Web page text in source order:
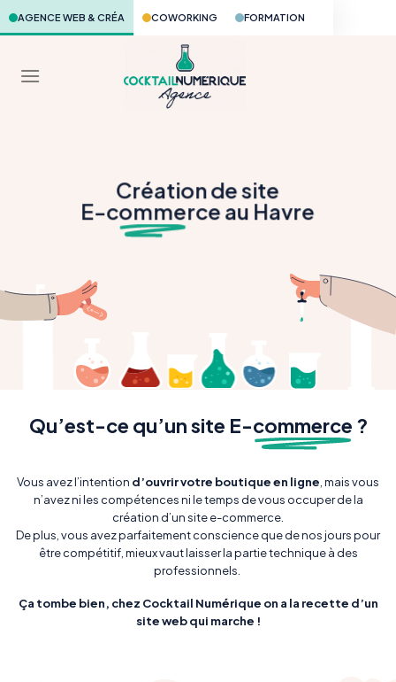
Skip
to
AGENCE WEB & CRÉA COWORKING FORMATION
Création de site
E-commerce au Havre
Qu’est-ce qu’un site E-commerce ?
Vous avez l’intention d’ouvrirvotre boutique en ligne , mais vous
n’avez ni les compétences ni le temps de vous occuper de la
création d’un site e-commerce.
De plus, vous avez parfaitement conscience que de nos jours pour
être compétitif, mieux vaut laisser la partie technique à des
professionnels.
Ça tombe bien, chez Cocktail Numérique on a la recette d’un
site web qui marche !